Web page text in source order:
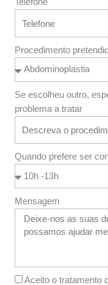
Telefone
Procedimento
Se escolheu outro,
problema a tratar
Quando prefere ser
Mensagem
Aceito o tratamento